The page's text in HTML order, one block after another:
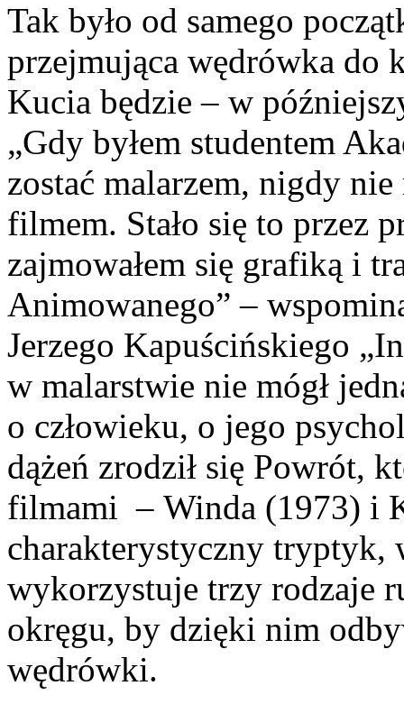
Tak było od samego
przejmująca wędrówka do
Kucia będzie – w
„Gdy byłem studentem
zostać malarzem, nigdy nie
filmem. Stało się to przez
zajmowałem się grafiką i
Animowanego” –
Jerzego Kapuścińskiego
w malarstwie nie mógł
o człowieku, o jego
dążeń zrodził się Powrót,
filmami – Winda (1973) i
charakterystyczny
wykorzystuje trzy rodzaje
okręgu, by dzięki nim
wędrówki.